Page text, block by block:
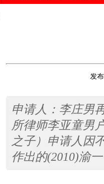
发
申请人：李庄男
所律师李亚童男
之子）申请人因
作出的(2010)渝